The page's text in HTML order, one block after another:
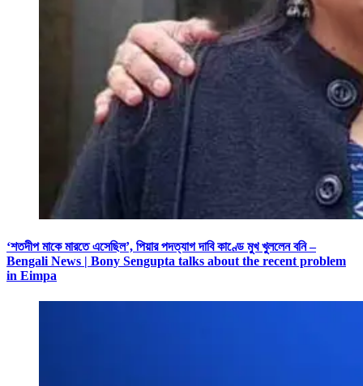
‘শতদীপ মাকে মারতে এসেছিল’, পিয়ার পদত্যাগ দাবি কাণ্ডে মুখ খুললেন বনি –
Bengali News | Bony Sengupta talks about the recent problem
in Eimpa